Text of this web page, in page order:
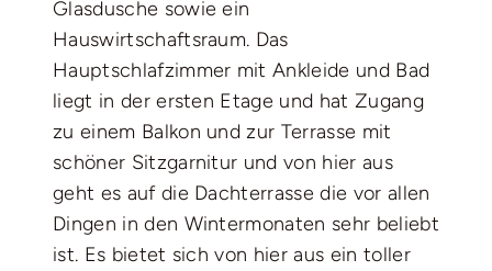
Glasdusche sowie ein
Hauswirtschaftsraum. Das
Hauptschlafzimmer mit Ankleide und Bad
liegt in der ersten Etage und hat Zugang
zu einem Balkon und zur Terrasse mit
schöner Sitzgarnitur und von hier aus
geht es auf die Dachterrasse die vor allen
Dingen in den Wintermonaten sehr beliebt
ist. Es bietet sich von hier aus ein toller